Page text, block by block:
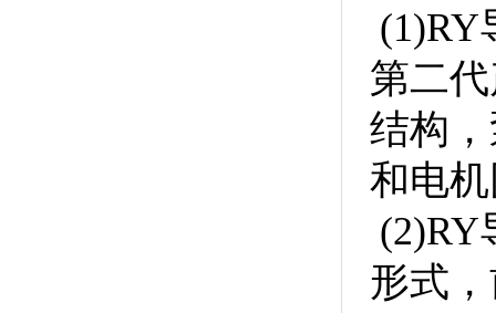
(1)RY
第二
结构
和电
(2)RY
形式